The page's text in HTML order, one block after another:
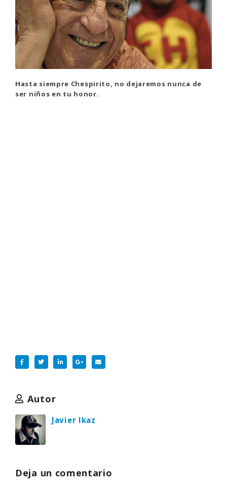
Hasta siempre Chespirito, no dejaremos nunca de
ser niños en tu honor.
Autor
Javier Ikaz
Deja un comentario